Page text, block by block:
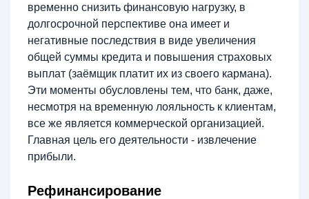
временно снизить финансовую нагрузку, в
долгосрочной перспективе она имеет и
негативные последствия в виде увеличения
общей суммы кредита и повышения страховых
выплат (заёмщик платит их из своего кармана).
Эти моменты обусловлены тем, что банк, даже,
несмотря на временную лояльность к клиентам,
все же является коммерческой организацией.
Главная цель его деятельности - извлечение
прибыли.
Рефинансирование